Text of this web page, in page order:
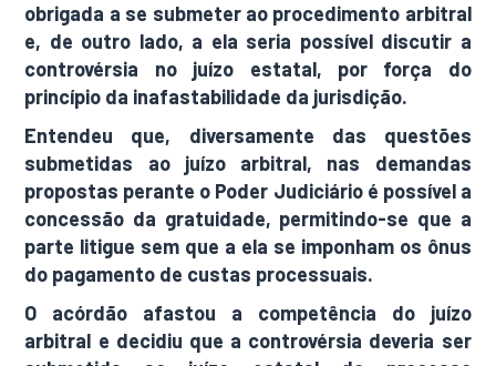
obrigada a se submeter ao procedimento arbitral
e, de outro lado, a ela seria possível discutir a
controvérsia no juízo estatal, por força do
princípio da inafastabilidade da jurisdição.
Entendeu que, diversamente das questões
submetidas ao juízo arbitral, nas demandas
propostas perante o Poder Judiciário é possível a
concessão da gratuidade, permitindo-se que a
parte litigue sem que a ela se imponham os ônus
do pagamento de custas processuais.
O acórdão afastou a competência do juízo
arbitral e decidiu que a controvérsia deveria ser